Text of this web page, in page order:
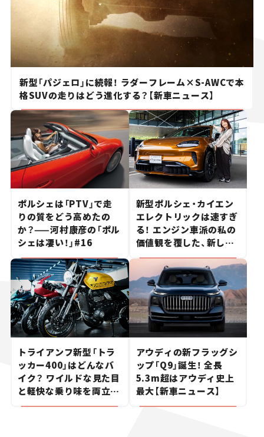
新型「パジェロ」に続報！ ラダーフレーム×S-AWCで本
格SUVの走りはどう進化する？【新車ニュース】
ポルシェは「PTV」で走
りの質をどう高めたの
か？——河村康彦の「ポル
シェは凄い！」#16
新型ポルシェ・カイエン
エレクトリックは速すぎ
る！ エンジン車派の私の
価値観を覆した、新しい
ポルシェの走り。
トライアンフ新型「トラ
ッカー400」はどんなバ
イク？ ワイルドな見た目
と軽快な乗り味を両立し
た400ccフラットトラッ
アウディの新フラッグシ
ップ「Q9」誕生！ 全長
5.3m超はアウディ史上
最大【新車ニュース】